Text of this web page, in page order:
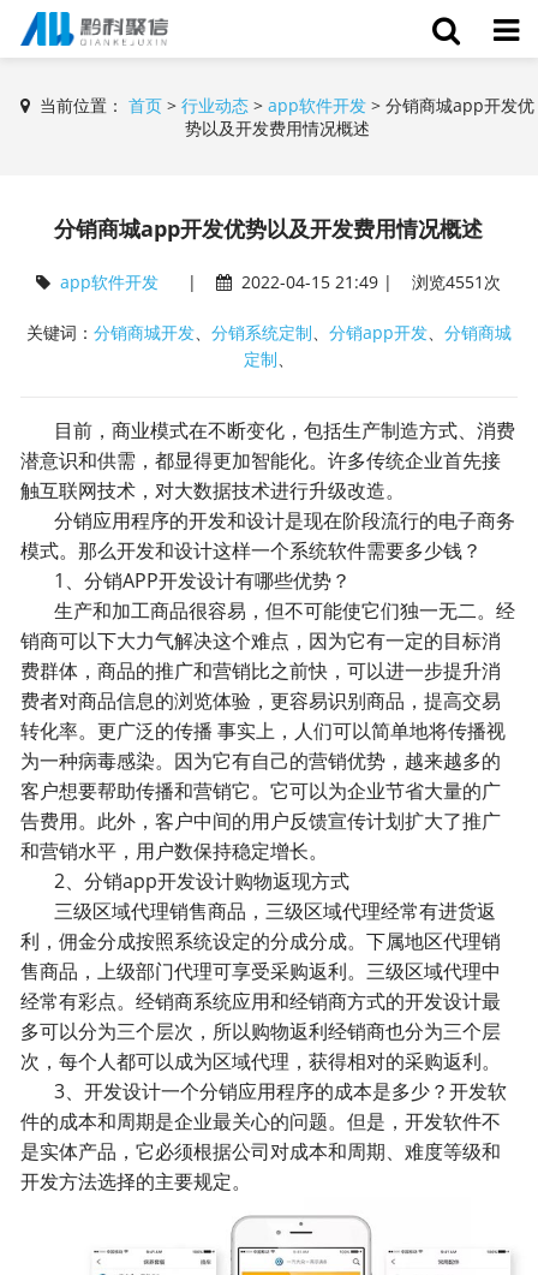
当前位置：首页 >行业动态 >app软件开发 >分销商城app开发优
势以及开发费用情况概述
分销商城app开发优势以及开发费用情况概述
app软件开发 | 2022-04-15 21:49 | 浏览4551次
关键词： 分销商城开发、 分销系统定制、 分销app开发、 分销商城
定制、
目前，商业模式在不断变化，包括生产制造方式、消费
潜意识和供需，都显得更加智能化。许多传统企业首先接
触互联网技术，对大数据技术进行升级改造。
分销应用程序的开发和设计是现在阶段流行的电子商务
模式。那么开发和设计这样一个系统软件需要多少钱？
1、分销APP开发设计有哪些优势？
生产和加工商品很容易，但不可能使它们独一无二。经
销商可以下大力气解决这个难点，因为它有一定的目标消
费群体，商品的推广和营销比之前快，可以进一步提升消
费者对商品信息的浏览体验，更容易识别商品，提高交易
转化率。更广泛的传播 事实上，人们可以简单地将传播视
为一种病毒感染。因为它有自己的营销优势，越来越多的
客户想要帮助传播和营销它。它可以为企业节省大量的广
告费用。此外，客户中间的用户反馈宣传计划扩大了推广
和营销水平，用户数保持稳定增长。
2、分销app开发设计购物返现方式
三级区域代理销售商品，三级区域代理经常有进货返
利，佣金分成按照系统设定的分成分成。下属地区代理销
售商品，上级部门代理可享受采购返利。三级区域代理中
经常有彩点。经销商系统应用和经销商方式的开发设计最
多可以分为三个层次，所以购物返利经销商也分为三个层
次，每个人都可以成为区域代理，获得相对的采购返利。
3、开发设计一个分销应用程序的成本是多少？开发软
件的成本和周期是企业最关心的问题。但是，开发软件不
是实体产品，它必须根据公司对成本和周期、难度等级和
开发方法选择的主要规定。